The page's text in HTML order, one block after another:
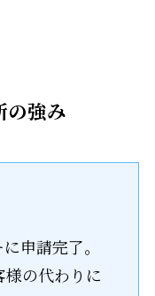
の強み
申請完了。
の代わりに